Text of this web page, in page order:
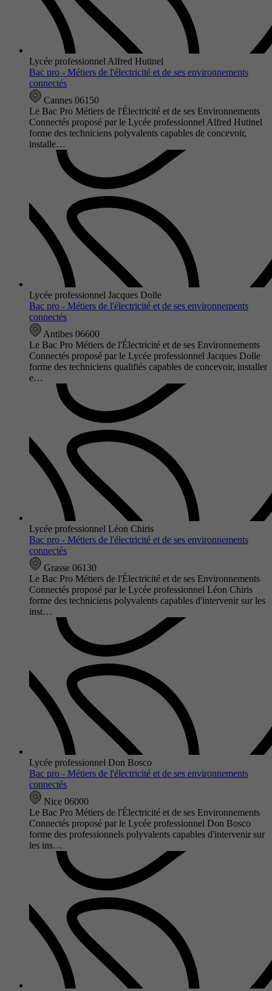
Lycée professionnel Alfred Hutinel
Bac pro - Métiers de l'électricité et de ses environnements
connectés
Cannes 06150
Le Bac Pro Métiers de l'Électricité et de ses Environnements
Connectés proposé par le Lycée professionnel Alfred Hutinel
forme des techniciens polyvalents capables de concevoir,
installe…
Lycée professionnel Jacques Dolle
Bac pro - Métiers de l'électricité et de ses environnements
connectés
Antibes 06600
Le Bac Pro Métiers de l'Électricité et de ses Environnements
Connectés proposé par le Lycée professionnel Jacques Dolle
forme des techniciens qualifiés capables de concevoir, installer
e…
Lycée professionnel Léon Chiris
Bac pro - Métiers de l'électricité et de ses environnements
connectés
Grasse 06130
Le Bac Pro Métiers de l'Électricité et de ses Environnements
Connectés proposé par le Lycée professionnel Léon Chiris
forme des techniciens polyvalents capables d'intervenir sur les
inst…
Lycée professionnel Don Bosco
Bac pro - Métiers de l'électricité et de ses environnements
connectés
Nice 06000
Le Bac Pro Métiers de l'Électricité et de ses Environnements
Connectés proposé par le Lycée professionnel Don Bosco
forme des professionnels polyvalents capables d'intervenir sur
les ins…